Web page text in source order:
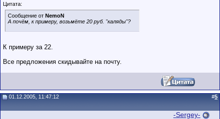
Цитата:
Сообщение от NemoN
А почём, к примеру, возьмёте 20 руб. "каляды"?
К примеру за 22.
Все предложения скидывайте на почту.
01.12.2005, 11:47:12 #5
-Sergey-